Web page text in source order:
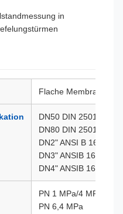
in
Flache Membran,
DN50 DIN 2501
DN80 DIN 2501
DN2" ANSI B 16,5
DN3" ANSIB 16,5
DN4" ANSIB 16,5
PN 1 MPa/4 MPa
PN 6,4 MPa